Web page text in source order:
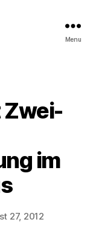
Menu
Zwei-
im
27, 2012